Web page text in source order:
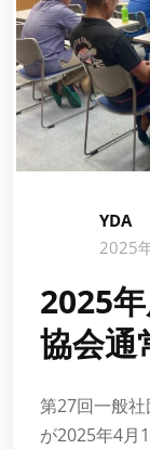
YDA
2025
2025
協会通
第27回一般
が2025年4月